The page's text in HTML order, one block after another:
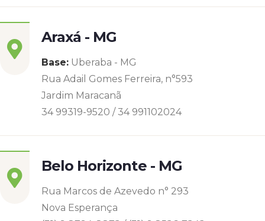
Araxá - MG
Base: Uberaba - MG
Rua Adail Gomes Ferreira, n°593
Jardim Maracanã
34 99319-9520 / 34 991102024
Belo Horizonte - MG
Rua Marcos de Azevedo n° 293
Nova Esperança